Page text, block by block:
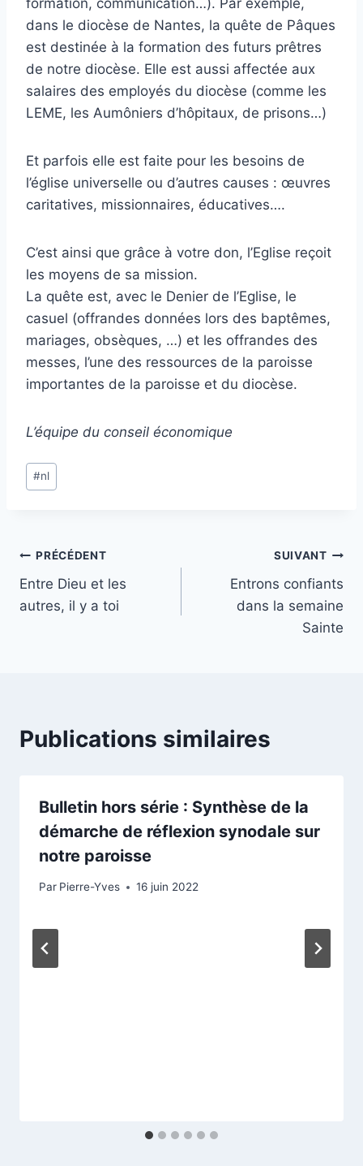
formation, communication…). Par exemple,
dans le diocèse de Nantes, la quête de Pâques
est destinée à la formation des futurs prêtres
de notre diocèse. Elle est aussi affectée aux
salaires des employés du diocèse (comme les
LEME, les Aumôniers d’hôpitaux, de prisons…)
Et parfois elle est faite pour les besoins de
l’église universelle ou d’autres causes : œuvres
caritatives, missionnaires, éducatives….
C’est ainsi que grâce à votre don, l’Eglise reçoit
les moyens de sa mission.
La quête est, avec le Denier de l’Eglise, le
casuel (offrandes données lors des baptêmes,
mariages, obsèques, …) et les offrandes des
messes, l’une des ressources de la paroisse
importantes de la paroisse et du diocèse.
L’équipe du conseil économique
Étiquettes
de
#nl
Navigation
de
PRÉCÉDENT
Entre Dieu et les
autres, il y a toi
SUIVANT
Entrons confiants
dans la semaine
Sainte
Publications similaires
Bulletin hors série : Synthèse de la
démarche de réflexion synodale sur
notre paroisse
Par Pierre-Yves 16 juin 2022